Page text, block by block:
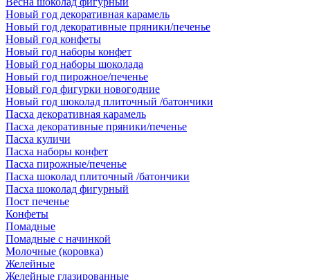
Новый год декоративная карамель
Новый год декоративные пряники/печенье
Новый год конфеты
Новый год наборы конфет
Новый год наборы шоколада
Новый год пирожное/печенье
Новый год фигурки новогодние
Новый год шоколад плиточный /батончики
Пасха декоративная карамель
Пасха декоративные пряники/печенье
Пасха куличи
Пасха наборы конфет
Пасха пирожные/печенье
Пасха шоколад плиточный /батончики
Пасха шоколад фигурный
Пост печенье
Конфеты
Помадные
Помадные с начинкой
Молочные (коровка)
Желейные
Желейные глазированные